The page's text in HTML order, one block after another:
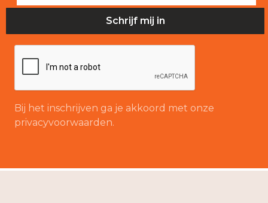
Bij het inschrijven ga je akkoord met onze
privacyvoorwaarden.